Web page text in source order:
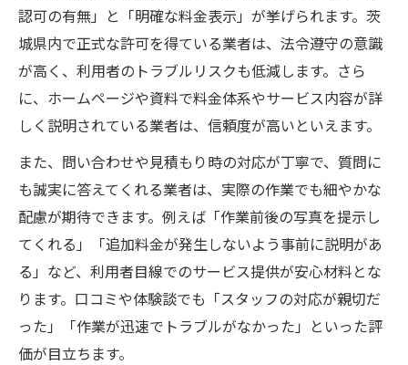
認可の有無」と「明確な料金表示」が挙げられます。茨
城県内で正式な許可を得ている業者は、法令遵守の意識
が高く、利用者のトラブルリスクも低減します。さら
に、ホームページや資料で料金体系やサービス内容が詳
しく説明されている業者は、信頼度が高いといえます。
また、問い合わせや見積もり時の対応が丁寧で、質問に
も誠実に答えてくれる業者は、実際の作業でも細やかな
配慮が期待できます。例えば「作業前後の写真を提示し
てくれる」「追加料金が発生しないよう事前に説明があ
る」など、利用者目線でのサービス提供が安心材料とな
ります。口コミや体験談でも「スタッフの対応が親切だ
った」「作業が迅速でトラブルがなかった」といった評
価が目立ちます。